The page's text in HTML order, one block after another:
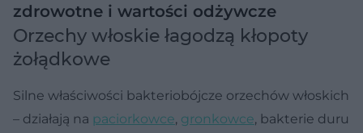
zdrowotne i wartości odżywcze
Orzechy włoskie łagodzą kłopoty
żołądkowe
Silne właściwości bakteriobójcze orzechów włoskich
– działają na paciorkowce, gronkowce, bakterie duru